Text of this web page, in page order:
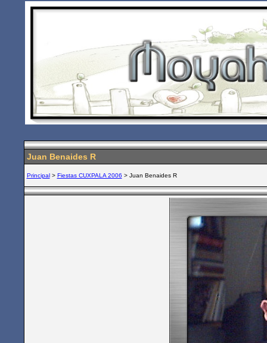
Juan Benaides R
Principal> Fiestas CUXPALA 2006 > Juan Benaides R